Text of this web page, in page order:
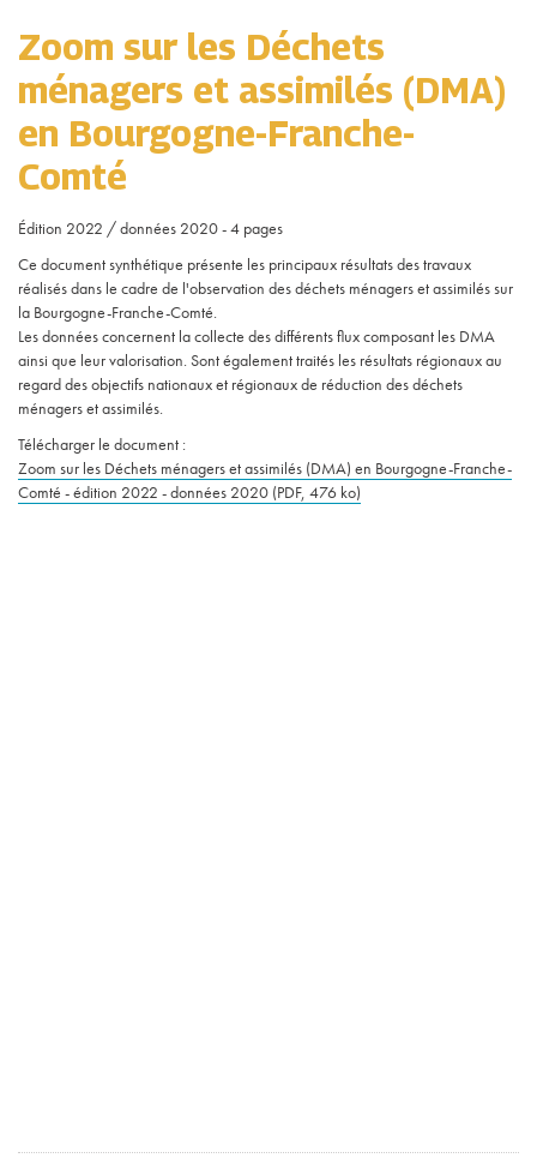
Zoom sur les Déchets
ménagers et assimilés (DMA)
en Bourgogne-Franche-
Comté
Édition 2022 / données 2020 - 4 pages
Ce document synthétique présente les principaux résultats des travaux
réalisés dans le cadre de l'observation des déchets ménagers et assimilés sur
la Bourgogne-Franche-Comté.
Les données concernent la collecte des différents flux composant les DMA
ainsi que leur valorisation. Sont également traités les résultats régionaux au
regard des objectifs nationaux et régionaux de réduction des déchets
ménagers et assimilés.
Télécharger le document :
Zoom sur les Déchets ménagers et assimilés (DMA) en Bourgogne-Franche-
Comté - édition 2022 - données 2020 (PDF, 476 ko)